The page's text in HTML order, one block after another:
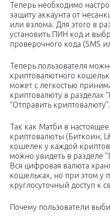
Теперь необходимо
защиту аккаунта от
или взлома. Для этого в
установить ПИН код и
проверочного кода (SMS
Теперь пользователя
криптовалютного
может с легкостью
криптовалюту в разделах
“Отправить криптовалюту”.
Так как Матби в
криптовалюты (Биткоин,
кошелек у каждой
можно увидеть в разделе
Вся цифровая валюта
кошельках, но при этом у
круглосуточный доступ к
Почему пользователи